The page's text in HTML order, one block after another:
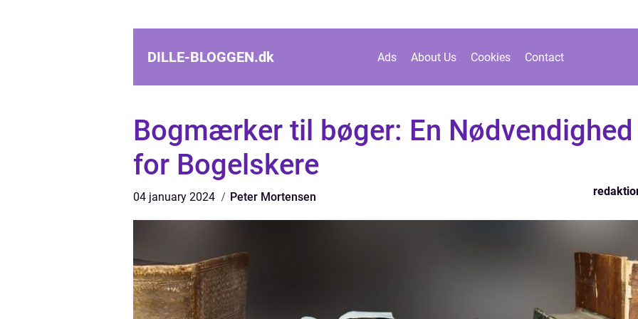
DILLE-BLOGGEN.dk Ads About Us Cookies Contact
Bogmærker til bøger: En Nødvendighed
for Bogelskere
04 january 2024 Peter Mortensen